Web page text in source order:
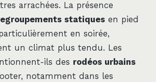
arrachées. La présence
statiques en pied
en soirée,
un climat plus tendu. Les
ils des rodéos urbains
notamment dans les